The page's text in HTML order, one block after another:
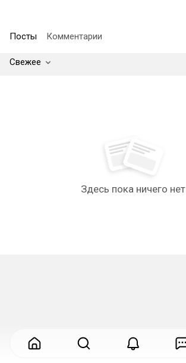
Посты Комментарии
Свежее
Здесь пока ничего нет